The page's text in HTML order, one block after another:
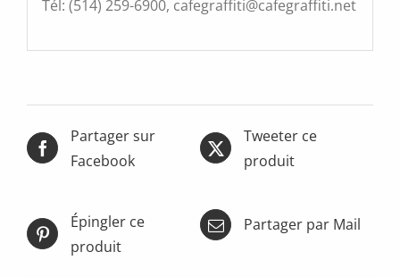
Tél: (514) 259-6900, cafegraffiti@cafegraffiti.net
Partager sur
Facebook
Tweeter ce
produit
Épingler ce
produit
Partager par Mail